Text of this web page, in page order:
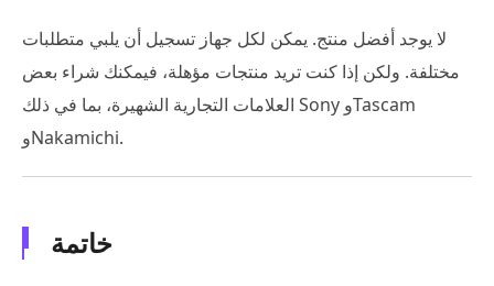
لا يوجد أفضل منتج. يمكن لكل جهاز تسجيل أن يلبي متطلبات
مختلفة. ولكن إذا كنت تريد منتجات مؤهلة، فيمكنك شراء بعض
العلامات التجارية الشهيرة، بما في ذلك Sony وTascam
وNakamichi.
خاتمة